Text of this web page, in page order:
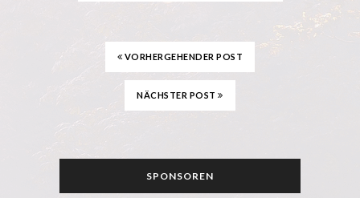
VORHERGEHENDER POST
NÄCHSTER POST
SPONSOREN